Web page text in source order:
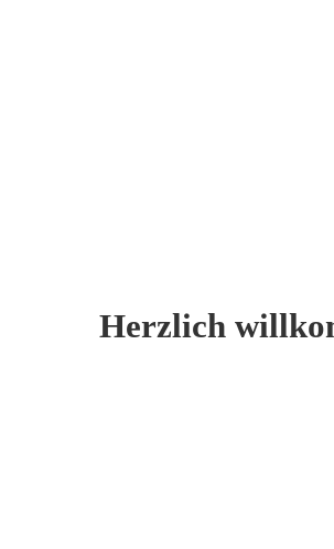
Herzlich